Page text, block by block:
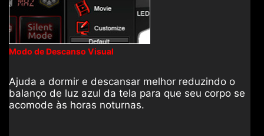
Modo de Descanso Visual
Ajuda a dormir e descansar melhor reduzindo o
balanço de luz azul da tela para que seu corpo se
acomode às horas noturnas.